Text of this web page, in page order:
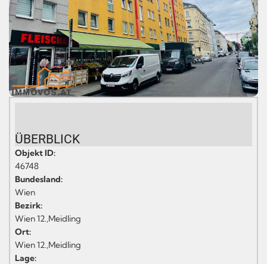
ÜBERBLICK
Objekt ID:
46748
Bundesland:
Wien
Bezirk:
Wien 12.,Meidling
Ort:
Wien 12.,Meidling
Lage: